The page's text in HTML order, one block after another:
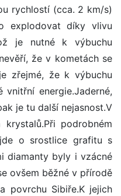
rychlostí (cca. 2 km/s)
explodovat díky vlivu
je nutné k výbuchu
že v kometách se
zřejmé, že k výbuchu
energie.Jaderné,
je tu další nejasnost.V
podrobném
o srostlice grafitu s
diamanty byly i vzácné
ovšem běžné v přírodě
povrchu Sibiře.K jejich